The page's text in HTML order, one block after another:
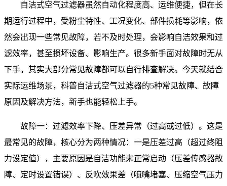
自洁式空气过滤器虽然自动化程度高、运维便捷，但在长
期运行过程中，受粉尘特性、工况变化、部件损耗等影响，依
然会出现一些常见故障，若不及时处理，会影响自洁效果和过
滤效率，甚至损坏设备、影响生产。很多新手面对故障时无从
下手，其实大部分常见故障都可以自行排查解决。今天就结合
实际运维场景，科普自洁式空气过滤器的5种常见故障、故障
原因及解决方法，新手也能轻松上手。
故障一：过滤效率下降、压差异常（过高或过低）。这是
最常见的故障，核心分为两种情况：一是压差过高（超过终阻
力设定值），主要原因是自洁功能未正常启动（压差传感器故
障、定时设置错误）、反吹效果差（喷嘴堵塞、压缩空气压力